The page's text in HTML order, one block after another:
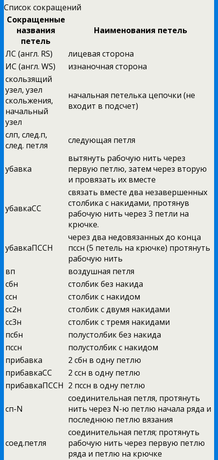
Список сокращений
Сокращенные
названия
петель
Наименования петель
ЛС (англ. RS)
лицевая сторона
ИС (англ. WS)
изнаночная сторона
скользящий
узел, узел
скольжения,
начальный
узел
начальная петелька цепочки (не
входит в подсчет)
слп, след.п,
след. петля
следующая петля
убавка
вытянуть рабочую нить через
первую петлю, затем через вторую
и провязать их вместе
убавкаСС
связать вместе два незавершенных
столбика с накидами, протянув
рабочую нить через 3 петли на
крючке.
убавкаПССН
через два недовязанных до конца
пссн (5 петель на крючке) протянуть
рабочую нить
вп
воздушная петля
сбн
столбик без накида
ссн
столбик с накидом
сс2н
столбик с двумя накидами
сс3н
столбик с тремя накидами
псбн
полустолбик без накида
пссн
полустолбик с накидом
прибавка
2 сбн в одну петлю
прибавкаСС
2 ссн в одну петлю
прибавкаПССН 2 пссн в одну петлю
сп-N
соединительная петля, протянуть
нить через N-ю петлю начала ряда и
последнюю петлю вязания
соед.петля
соединительная петля; протянуть
рабочую нить через первую петлю
ряда и петлю на крючке